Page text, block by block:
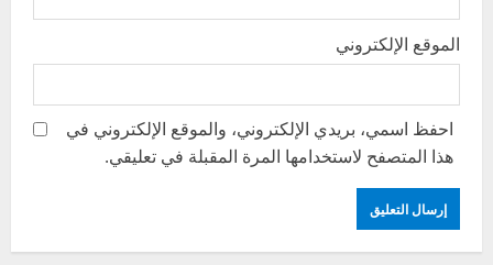
الموقع الإلكتروني
احفظ اسمي، بريدي الإلكتروني، والموقع الإلكتروني في
هذا المتصفح لاستخدامها المرة المقبلة في تعليقي.